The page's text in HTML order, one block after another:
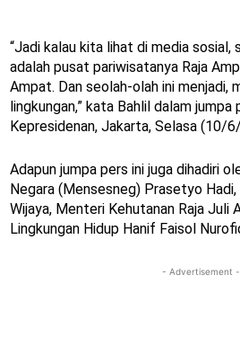
“Jadi kalau kita lihat di media sosial,
adalah pusat pariwisatanya Raja
Ampat. Dan seolah-olah ini menjadi,
lingkungan,” kata Bahlil dalam
Kepresidenan, Jakarta, Selasa (10/
Adapun jumpa pers ini juga dihadiri
Negara (Mensesneg) Prasetyo
Wijaya, Menteri Kehutanan Raja Juli
Lingkungan Hidup Hanif Faisol
- Advertisement -